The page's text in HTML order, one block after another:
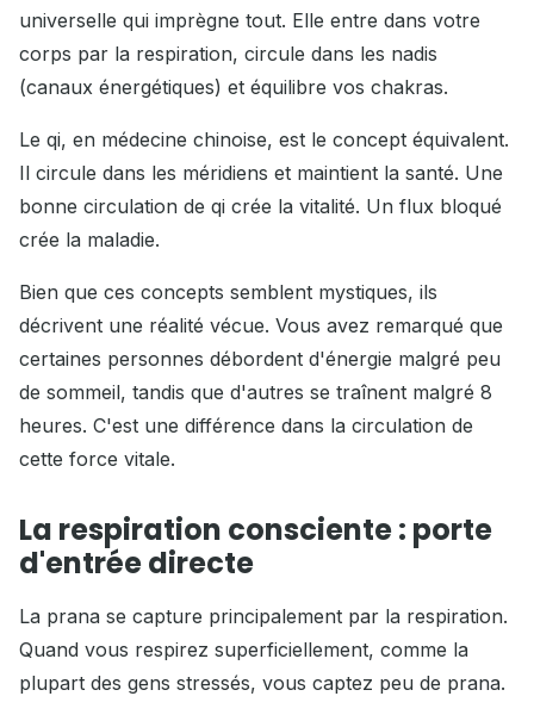
universelle qui imprègne tout. Elle entre dans votre
corps par la respiration, circule dans les nadis
(canaux énergétiques) et équilibre vos chakras.
Le qi, en médecine chinoise, est le concept équivalent.
Il circule dans les méridiens et maintient la santé. Une
bonne circulation de qi crée la vitalité. Un flux bloqué
crée la maladie.
Bien que ces concepts semblent mystiques, ils
décrivent une réalité vécue. Vous avez remarqué que
certaines personnes débordent d'énergie malgré peu
de sommeil, tandis que d'autres se traînent malgré 8
heures. C'est une différence dans la circulation de
cette force vitale.
La respiration consciente : porte
d'entrée directe
La prana se capture principalement par la respiration.
Quand vous respirez superficiellement, comme la
plupart des gens stressés, vous captez peu de prana.